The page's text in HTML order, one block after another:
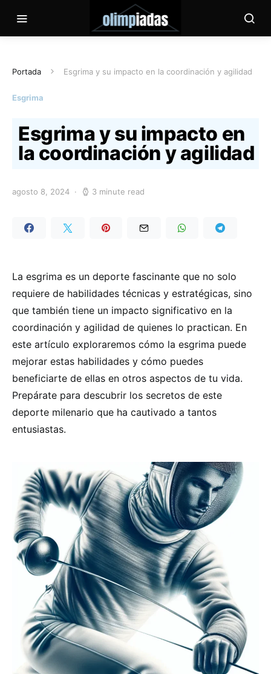
Portada Esgrima y su impacto en la coordinación y agilidad
Esgrima
Esgrima y su impacto en
la coordinación y agilidad
agosto 8, 2024 3 minute read
La esgrima es un deporte fascinante que no solo
requiere de habilidades técnicas y estratégicas, sino
que también tiene un impacto significativo en la
coordinación y agilidad de quienes lo practican. En
este artículo exploraremos cómo la esgrima puede
mejorar estas habilidades y cómo puedes
beneficiarte de ellas en otros aspectos de tu vida.
Prepárate para descubrir los secretos de este
deporte milenario que ha cautivado a tantos
entusiastas.